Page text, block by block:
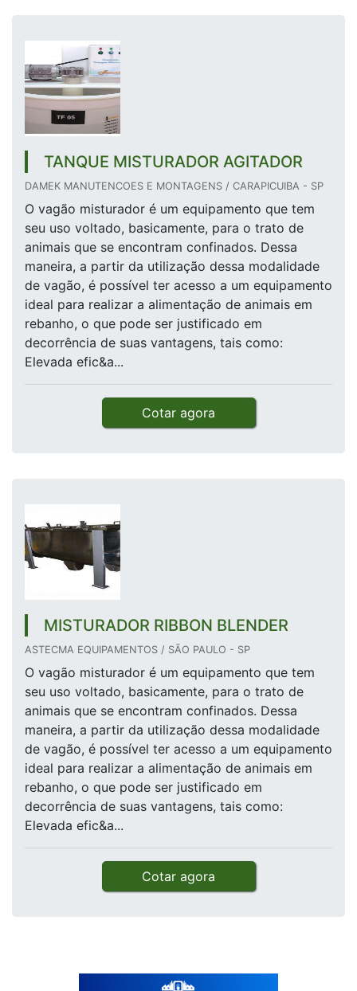
TANQUE MISTURADOR AGITADOR
DAMEK MANUTENCOES E MONTAGENS / CARAPICUIBA - SP
O vagão misturador é um equipamento que tem
seu uso voltado, basicamente, para o trato de
animais que se encontram confinados. Dessa
maneira, a partir da utilização dessa modalidade
de vagão, é possível ter acesso a um equipamento
ideal para realizar a alimentação de animais em
rebanho, o que pode ser justificado em
decorrência de suas vantagens, tais como:
Elevada efic&a...
Cotar agora
MISTURADOR RIBBON BLENDER‎
ASTECMA EQUIPAMENTOS / SÃO PAULO - SP
O vagão misturador é um equipamento que tem
seu uso voltado, basicamente, para o trato de
animais que se encontram confinados. Dessa
maneira, a partir da utilização dessa modalidade
de vagão, é possível ter acesso a um equipamento
ideal para realizar a alimentação de animais em
rebanho, o que pode ser justificado em
decorrência de suas vantagens, tais como:
Elevada efic&a...
Cotar agora